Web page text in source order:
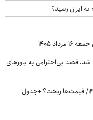
ایران رسید؟
۱۴۰۵
قصد بی‌احترامی به باورهای